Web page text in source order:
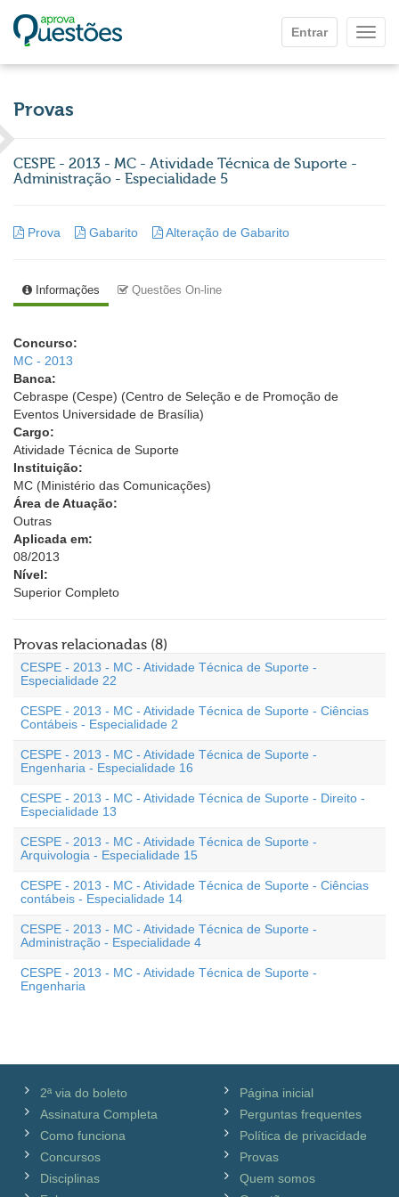
Entrar
Provas
CESPE - 2013 - MC - Atividade Técnica de Suporte -
Administração - Especialidade 5
Prova Gabarito Alteração de Gabarito
Informações Questões On-line
Concurso:
MC - 2013
Banca:
Cebraspe (Cespe) (Centro de Seleção e de Promoção de
Eventos Universidade de Brasília)
Cargo:
Atividade Técnica de Suporte
Instituição:
MC (Ministério das Comunicações)
Área de Atuação:
Outras
Aplicada em:
08/2013
Nível:
Superior Completo
Provas relacionadas (8)
CESPE - 2013 - MC - Atividade Técnica de Suporte -
Especialidade 22
CESPE - 2013 - MC - Atividade Técnica de Suporte - Ciências
Contábeis - Especialidade 2
CESPE - 2013 - MC - Atividade Técnica de Suporte -
Engenharia - Especialidade 16
CESPE - 2013 - MC - Atividade Técnica de Suporte - Direito -
Especialidade 13
CESPE - 2013 - MC - Atividade Técnica de Suporte -
Arquivologia - Especialidade 15
CESPE - 2013 - MC - Atividade Técnica de Suporte - Ciências
contábeis - Especialidade 14
CESPE - 2013 - MC - Atividade Técnica de Suporte -
Administração - Especialidade 4
CESPE - 2013 - MC - Atividade Técnica de Suporte -
Engenharia
2ª via do boleto
Assinatura Completa
Como funciona
Concursos
Disciplinas
Página inicial
Perguntas frequentes
Política de privacidade
Provas
Quem somos